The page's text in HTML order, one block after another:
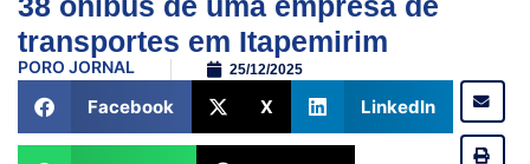
transportes em Itapemirim
PORO JORNAL 25/12/2025
Facebook X LinkedIn